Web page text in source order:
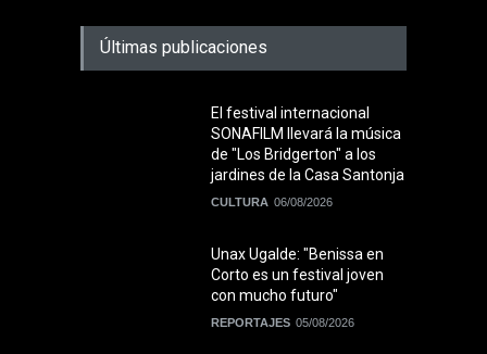
Últimas publicaciones
El festival internacional
SONAFILM llevará la música
de "Los Bridgerton" a los
jardines de la Casa Santonja
CULTURA 06/08/2026
Unax Ugalde: "Benissa en
Corto es un festival joven
con mucho futuro"
REPORTAJES 05/08/2026